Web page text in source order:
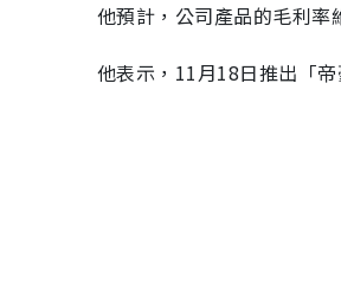
他預計，公司產品的毛利率
他表示，11月18日推出「